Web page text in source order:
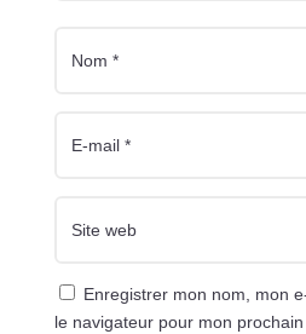
Enregistrer mon nom, mon
le navigateur pour mon